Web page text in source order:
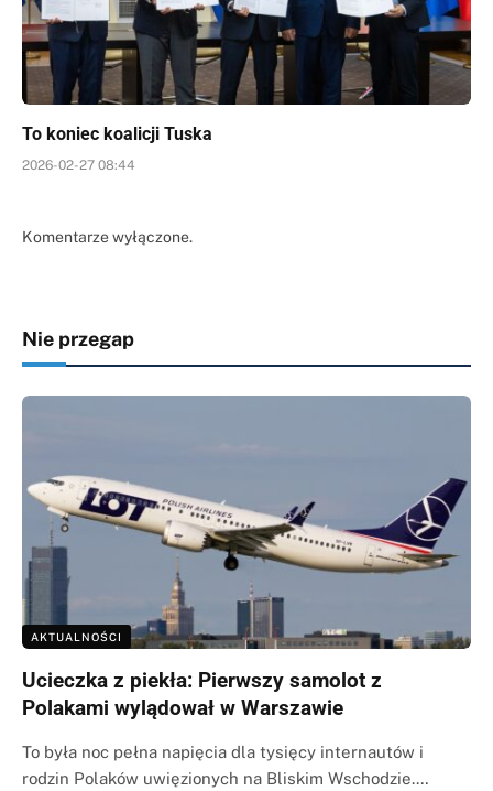
To koniec koalicji Tuska
2026-02-27 08:44
Komentarze wyłączone.
Nie przegap
AKTUALNOŚCI
Ucieczka z piekła: Pierwszy samolot z
Polakami wylądował w Warszawie
To była noc pełna napięcia dla tysięcy internautów i
rodzin Polaków uwięzionych na Bliskim Wschodzie.…